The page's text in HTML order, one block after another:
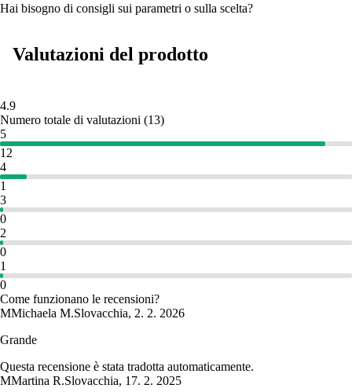
Hai bisogno di consigli sui parametri o sulla scelta?
Valutazioni del prodotto
4.9
Numero totale di valutazioni (13)
5
12
4
1
3
0
2
0
1
0
Come funzionano le recensioni?
MMichaela M.Slovacchia, 2. 2. 2026
Grande
Questa recensione è stata tradotta automaticamente.
MMartina R.Slovacchia, 17. 2. 2025